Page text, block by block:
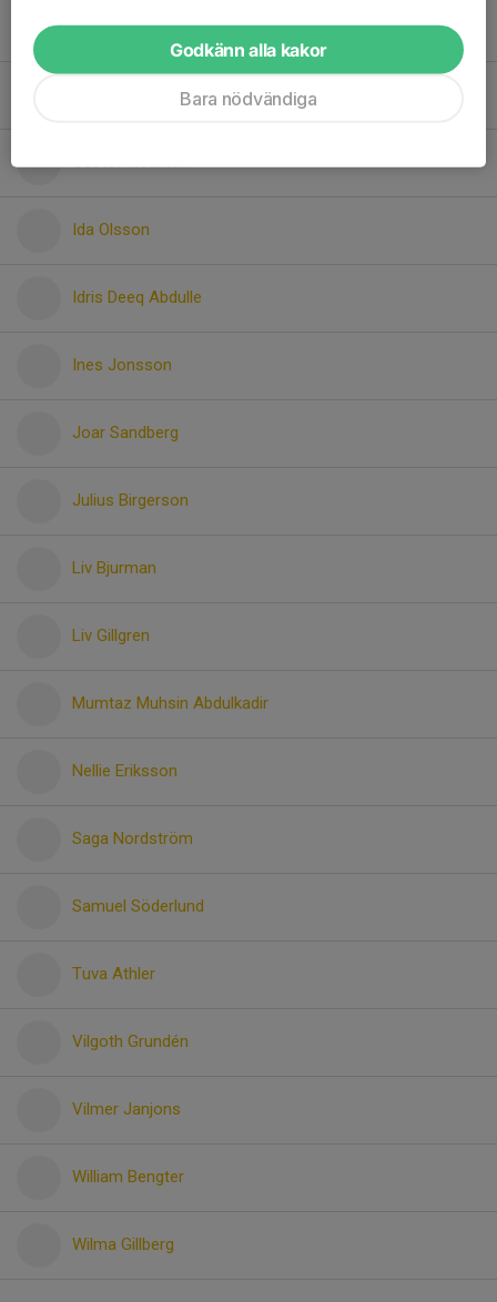
Gabriel Tjus
Greta Hane Björnaes
Gustav Hedman
Ida Olsson
Idris Deeq Abdulle
Ines Jonsson
Joar Sandberg
Julius Birgerson
Liv Bjurman
Liv Gillgren
Mumtaz Muhsin Abdulkadir
Nellie Eriksson
Saga Nordström
Samuel Söderlund
Tuva Athler
Vilgoth Grundén
Vilmer Janjons
William Bengter
Wilma Gillberg
Godkänn alla kakor
Bara nödvändiga